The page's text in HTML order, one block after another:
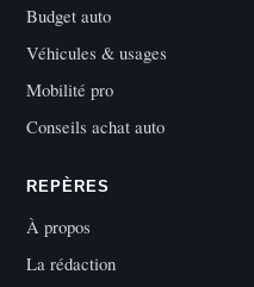
Budget auto
Véhicules & usages
Mobilité pro
Conseils achat auto
REPÈRES
À propos
La rédaction